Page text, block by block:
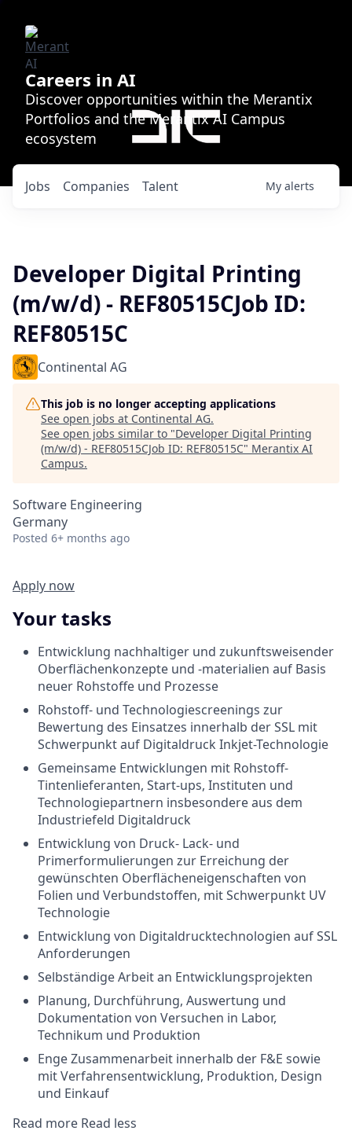
Careers in AI
Discover opportunities within the Merantix
Portfolios and the Merantix AI Campus
ecosystem
Jobs Companies Talent My alerts
Developer Digital Printing
(m/w/d) - REF80515CJob ID:
REF80515C
Continental AG
This job is no longer accepting applications
See open jobs at Continental AG.
See open jobs similar to "Developer Digital Printing
(m/w/d) - REF80515CJob ID: REF80515C" Merantix AI
Campus.
Software Engineering
Germany
Posted 6+ months ago
Apply now
Your tasks
Entwicklung nachhaltiger und zukunftsweisender
Oberflächenkonzepte und -materialien auf Basis
neuer Rohstoffe und Prozesse
Rohstoff- und Technologiescreenings zur
Bewertung des Einsatzes innerhalb der SSL mit
Schwerpunkt auf Digitaldruck Inkjet-Technologie
Gemeinsame Entwicklungen mit Rohstoff-
Tintenlieferanten, Start-ups, Instituten und
Technologiepartnern insbesondere aus dem
Industriefeld Digitaldruck
Entwicklung von Druck- Lack- und
Primerformulierungen zur Erreichung der
gewünschten Oberflächeneigenschaften von
Folien und Verbundstoffen, mit Schwerpunkt UV
Technologie
Entwicklung von Digitaldrucktechnologien auf SSL
Anforderungen
Selbständige Arbeit an Entwicklungsprojekten
Planung, Durchführung, Auswertung und
Dokumentation von Versuchen in Labor,
Technikum und Produktion
Enge Zusammenarbeit innerhalb der F&E sowie
mit Verfahrensentwicklung, Produktion, Design
und Einkauf
Read more Read less